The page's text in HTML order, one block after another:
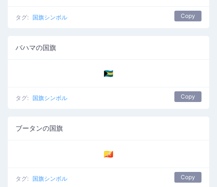
タグ: 国旗シンボル Copy
バハマの国旗
🇧🇸
タグ: 国旗シンボル Copy
ブータンの国旗
🇧🇹
タグ: 国旗シンボル Copy